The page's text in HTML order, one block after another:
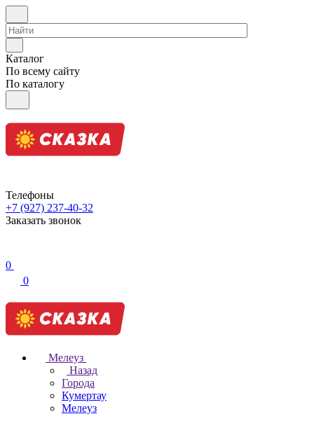
Каталог
По всему сайту
По каталогу
Телефоны
+7 (927) 237-40-32
Заказать звонок
0
0
Мелеуз
Назад
Города
Кумертау
Мелеуз